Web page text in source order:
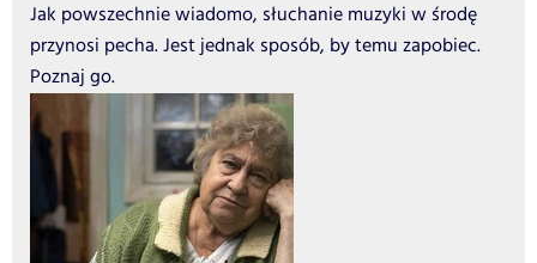
Jak powszechnie wiadomo, słuchanie muzyki w środę
przynosi pecha. Jest jednak sposób, by temu zapobiec.
Poznaj go.